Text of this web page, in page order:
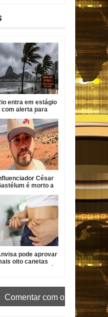
entra em estágio
com alerta para
h
César
é morto a
pode aprovar
oito canetas
Comentar com o